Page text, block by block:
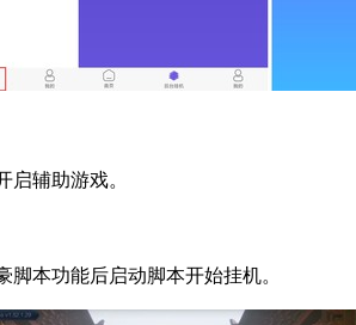
辅助游戏。
本功能后启动脚本开始挂机。